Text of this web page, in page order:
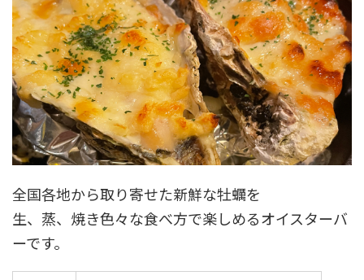
全国各地から取り寄せた新鮮な牡蠣を
生、蒸、焼き色々な食べ方で楽しめるオイスターバ
ーです。